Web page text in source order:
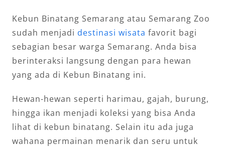
Kebun Binatang Semarang atau Semarang Zoo
sudah menjadi destinasi wisata favorit bagi
sebagian besar warga Semarang. Anda bisa
berinteraksi langsung dengan para hewan
yang ada di Kebun Binatang ini.
Hewan-hewan seperti harimau, gajah, burung,
hingga ikan menjadi koleksi yang bisa Anda
lihat di kebun binatang. Selain itu ada juga
wahana permainan menarik dan seru untuk